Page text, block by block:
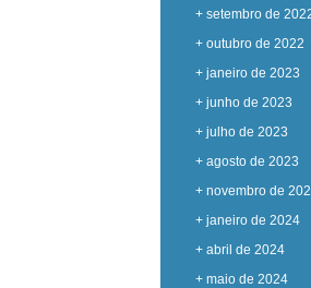
+ setembro de
+ outubro de 2022
+ janeiro de 2023
+ junho de 2023
+ julho de 2023
+ agosto de 2023
+ novembro de
+ janeiro de 2024
+ abril de 2024
+ maio de 2024